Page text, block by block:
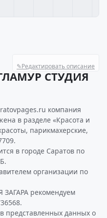
✎Редактировать описание
СТУДИЯ
компания
в разделе «Красота и
парикмахерские,
в городе Саратов по
организации по
рекомендуем
представленных данных о